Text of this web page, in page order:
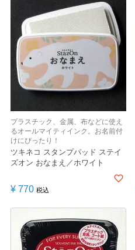
プラスチック、金属、布などに使え
るオールマイティインク。お名前付
けにぴったり！
ツキネコ スタンプパッド ステイ
ズオン おなまえ／ホワイト
¥ 770 税込